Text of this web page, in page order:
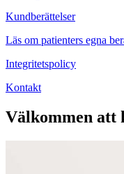
Kundberättelser
Läs om patienters egna
Integritetspolicy
Kontakt
Välkommen att